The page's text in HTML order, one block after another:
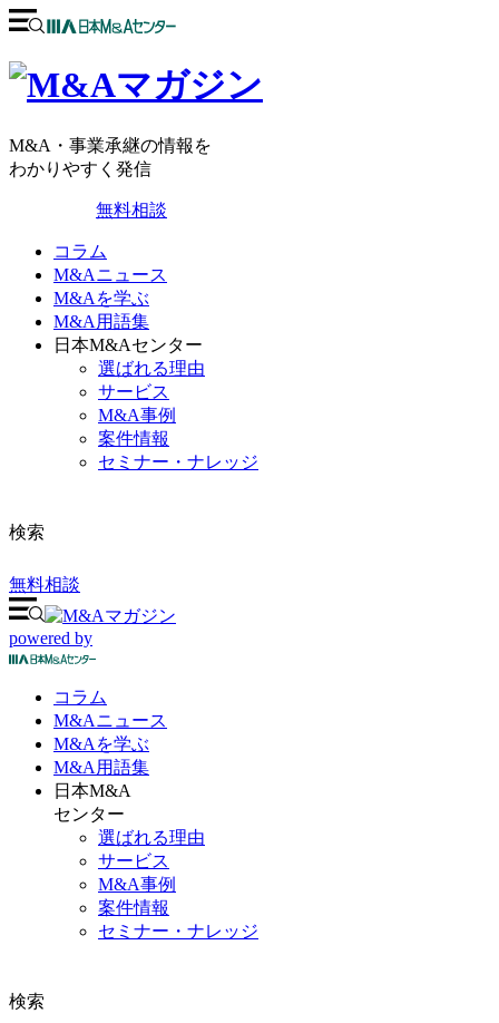
M&A・事業承継の情報を
わかりやすく発信
無料相談
コラム
M&Aニュース
M&Aを学ぶ
M&A用語集
日本M&Aセンター
選ばれる理由
サービス
M&A事例
案件情報
セミナー・ナレッジ
検索
無料相談
powered by
コラム
M&Aニュース
M&Aを学ぶ
M&A 用語集
日本M&A
センター
選ばれる理由
サービス
M&A事例
案件情報
セミナー・ナレッジ
検索